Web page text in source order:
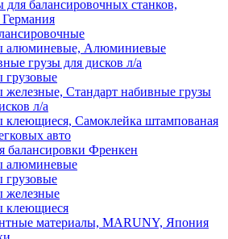
для балансировочных станков,
алюминевые, Алюминиевые
грузы для дисков л/а
грузовые
железные, Cтандарт набивные грузы
л/а
клеющиеся, Самоклейка штампованая
авто
балансировки Френкен
алюминевые
грузовые
железные
клеющиеся
материалы, MARUNY, Япония